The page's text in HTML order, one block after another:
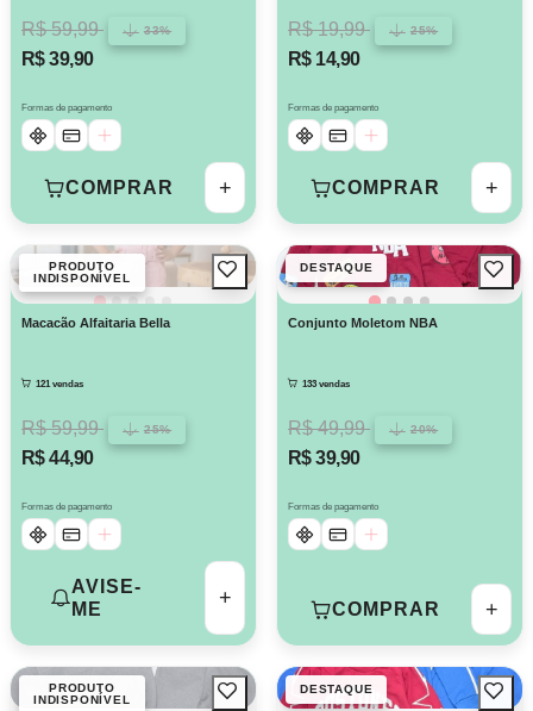
R$ 59,99 33%
R$ 39,90
Formas de pagamento
COMPRAR +
R$ 19,99 25%
R$ 14,90
Formas de pagamento
COMPRAR +
PRODUTO
INDISPONÍVEL
Macacão Alfaitaria Bella
121 vendas
R$ 59,99 25%
R$ 44,90
Formas de pagamento
AVISE-
ME
+
DESTAQUE
Conjunto Moletom NBA
133 vendas
R$ 49,99 20%
R$ 39,90
Formas de pagamento
COMPRAR +
PRODUTO
INDISPONÍVEL
DESTAQUE